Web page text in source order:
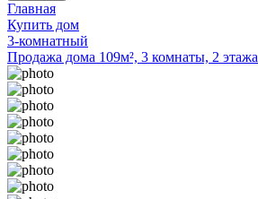
Главная
Купить дом
3-комнатный
Продажа дома 109м², 3 комнаты, 2 этажа